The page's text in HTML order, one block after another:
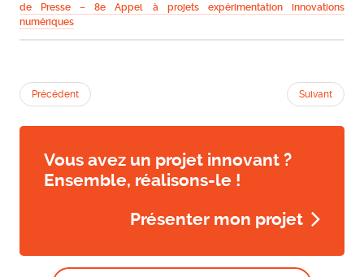
de Presse – 8e Appel à projets expérimentation innovations
numériques
Précédent Suivant
Vous avez un projet innovant ?
Ensemble, réalisons-le !
Présenter mon projet